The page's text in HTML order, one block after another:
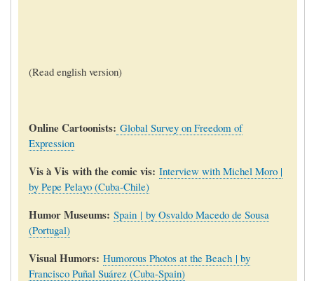
(Read english version)
Online Cartoonists: Global Survey on Freedom of
Expression
Vis à Vis with the comic vis: Interview with Michel Moro |
by Pepe Pelayo (Cuba-Chile)
Humor Museums: Spain | by Osvaldo Macedo de Sousa
(Portugal)
Visual Humors: Humorous Photos at the Beach | by
Francisco Puñal Suárez (Cuba-Spain)